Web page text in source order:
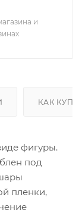
и
КАК
фигуры.
под
пленки,